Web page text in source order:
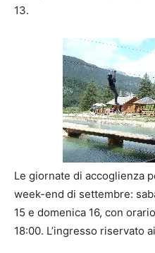
13.
Le giornate di accoglienza
week-end di settembre:
15 e domenica 16, con
18:00. L’ingresso riservato